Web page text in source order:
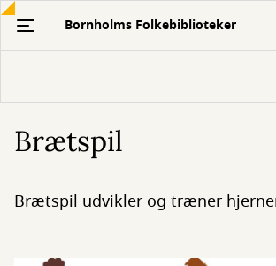
Gå
hovedindhold
Bornholms Folkebiblioteker
Brætspil
Brætspil udvikler og træner